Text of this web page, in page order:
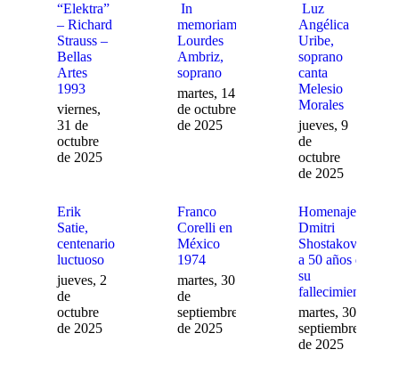
“Elektra”
– Richard
Strauss –
Bellas
Artes
1993
viernes,
31 de
octubre
de 2025
In
memoriam:
Lourdes
Ambriz,
soprano
martes, 14
de octubre
de 2025
Luz
Angélica
Uribe,
soprano
canta
Melesio
Morales
jueves, 9
de
octubre
de 2025
Erik
Satie,
centenario
luctuoso
jueves, 2
de
octubre
de 2025
Franco
Corelli en
México
1974
martes, 30
de
septiembre
de 2025
Homenaje a
Dmitri
Shostakovich
a 50 años de
su
fallecimiento
martes, 30 de
septiembre
de 2025